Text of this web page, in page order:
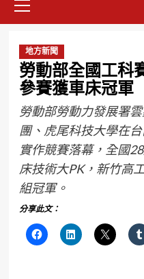
地方新聞
勞動部全國工科
參賽獲車床冠軍
勞動部勞動力發展署
團、虎尾科技大學在
實作競賽落幕，全國
床技術大PK，新竹高
組冠軍。
分享此文：